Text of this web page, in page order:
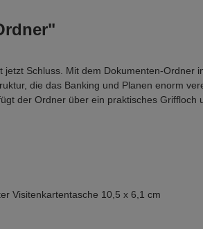
Schluss. Mit dem Dokumenten-
die das Banking und Planen enorm
der Ordner über ein praktisches
Visitenkartentasche 10,5 x 6,1 cm